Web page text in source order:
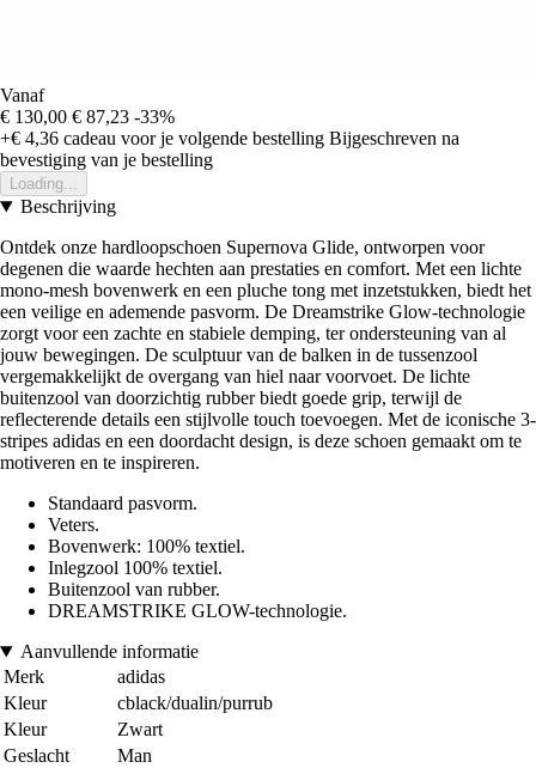
Vanaf
€ 130,00 € 87,23 -33%
+€ 4,36 cadeau voor je volgende bestelling Bijgeschreven na
bevestiging van je bestelling
Loading...
Beschrijving
Ontdek onze hardloopschoen Supernova Glide, ontworpen voor
degenen die waarde hechten aan prestaties en comfort. Met een lichte
mono-mesh bovenwerk en een pluche tong met inzetstukken, biedt het
een veilige en ademende pasvorm. De Dreamstrike Glow-technologie
zorgt voor een zachte en stabiele demping, ter ondersteuning van al
jouw bewegingen. De sculptuur van de balken in de tussenzool
vergemakkelijkt de overgang van hiel naar voorvoet. De lichte
buitenzool van doorzichtig rubber biedt goede grip, terwijl de
reflecterende details een stijlvolle touch toevoegen. Met de iconische 3-
stripes adidas en een doordacht design, is deze schoen gemaakt om te
motiveren en te inspireren.
Standaard pasvorm.
Veters.
Bovenwerk: 100% textiel.
Inlegzool 100% textiel.
Buitenzool van rubber.
DREAMSTRIKE GLOW-technologie.
Aanvullende informatie
Merk
adidas
Kleur
cblack/dualin/purrub
Kleur
Zwart
Geslacht
Man